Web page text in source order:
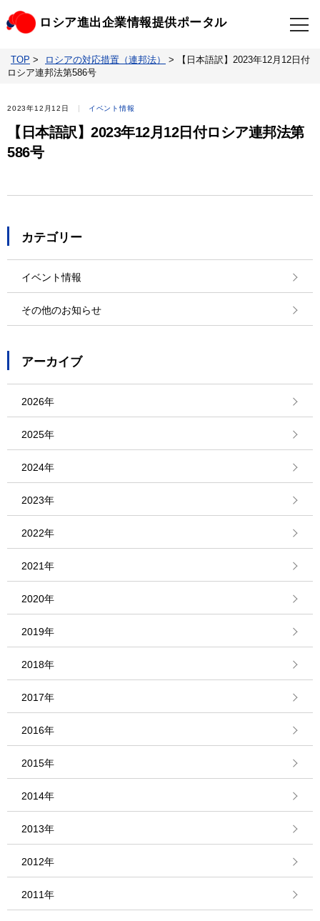
ロシア進出企業情報提供ポータル
TOP
ビジネスニュースクリップ
ロシア情報データベース
TOP > ロシアの対応措置（連邦法） >
【日本語訳】2023年12月12日付
ロシア連邦法第586号
2023年12月12日 イベント情報
【日本語訳】2023年12月12日付ロシア連邦法第
586号
カテゴリー
イベント情報
その他のお知らせ
アーカイブ
2026年
2025年
2024年
2023年
2022年
2021年
2020年
2019年
2018年
2017年
2016年
2015年
2014年
2013年
2012年
2011年